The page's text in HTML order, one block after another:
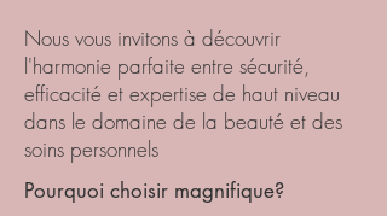
Nous vous invitons à découvrir
l'harmonie parfaite entre sécurité,
efficacité et expertise de haut niveau
dans le domaine de la beauté et des
soins personnels
Pourquoi choisir magnifique?